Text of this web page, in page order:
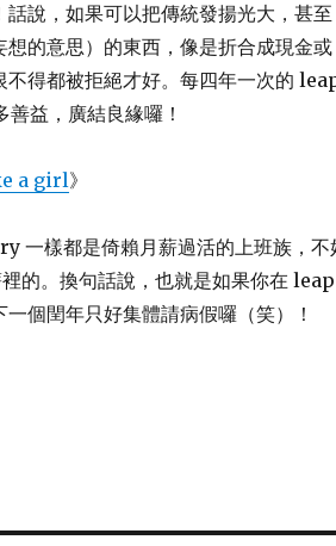
說，如果可以把傳統發揚光大，甚至
的意思）的東西，像是折合成現金或
得都被拒絕才好。每四年一次的
益，廣結良緣囉！
a girl》
一樣都是倚賴月薪過活的上班族，不
的。換句話說，也就是如果你在 leap
個閏年只好集體請病假囉（笑）！